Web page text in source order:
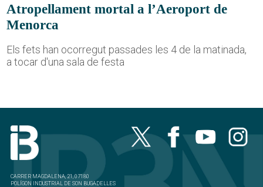
Atropellament mortal a l’Aeroport de
Menorca
Els fets han ocorregut passades les 4 de la matinada,
a tocar d'una sala de festa
CARRER MAGDALENA, 21, 07180
POLÍGON INDUSTRIAL DE SON BUGADELLES